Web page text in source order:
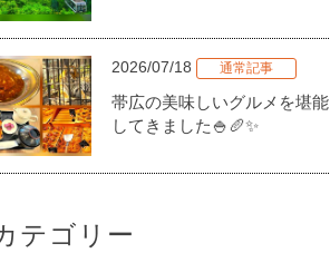
2026/07/18 通常記事
帯広の美味しいグルメを堪能
してきました🍚🥖✨
テゴリー